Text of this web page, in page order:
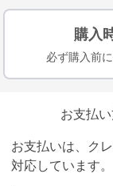
購入
必ず購入前
お支払
お支払いは、ク
対応しています。